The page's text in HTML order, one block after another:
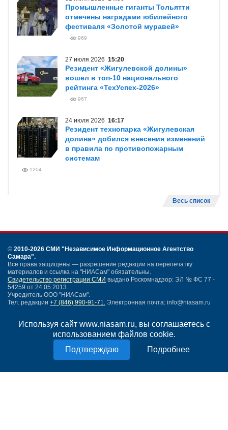
Используя сайт www.niasam.ru, вы соглашаетесь с
использованием файлов cookie.
Подробнее
Промышленные гиганты Тольятти
отмечены наградами юбилейного
фестиваля «Золотой муравей»
969
27 июля 2026 15:20
Резидент «Жигулевской долины»
вошел в топ-10 национального
рейтинга «ТехУспех-2026»
967
24 июля 2026 16:17
Резидент технопарка «Жигулевская
долина» добился внесения изменений
в правила по противопожарным
системам
1204
Весь список
© 2010-2026 СМИ "Независимое Информационное Агентство
Самара".
Все права защищены — разрешение редакции на перепечатку
материалов и ссылка на "НИАСам" обязательны.
Свидетельство регистрации СМИ выдано Роскомнадзор: ЭЛ № ФС 77 -
54259 от 24.05.2013.
Учредитель ООО "НИАСам".
Тел. редакции +7 (846) 990-91-71. Электронная почта: info@niasam.ru
Карта сайта
Нашли ошибку?
Политика конфиденциальности
Согласие на обработку персональных данных